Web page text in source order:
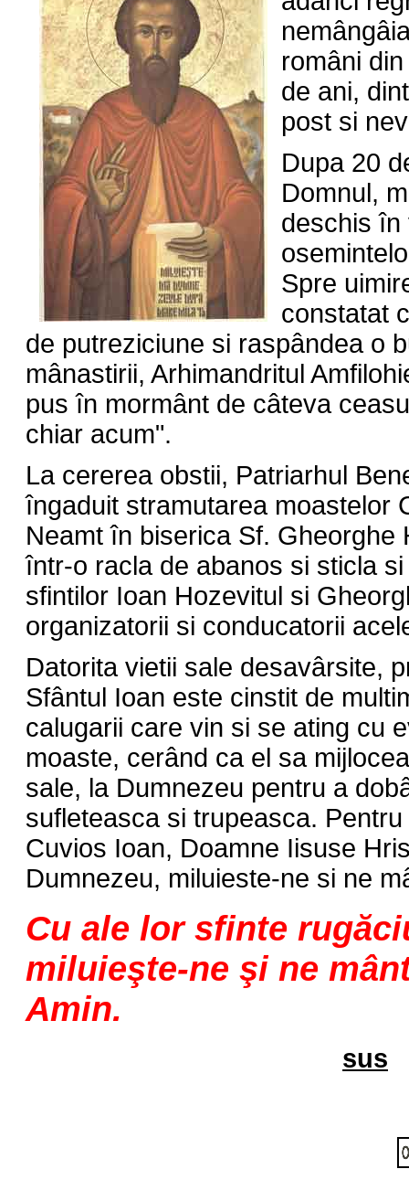
români
de ani,
post si
Dupa 20
Domnul,
deschis în
Spre
constatat
de putreziciune si raspândea o
mânastirii, Arhimandritul
pus în mormânt de câteva
chiar acum".
La cererea obstii, Patriarhul
îngaduit stramutarea moastelor
Neamt în biserica Sf. Gheorghe
într-o racla de abanos si sticla
sfintilor Ioan Hozevitul si
organizatorii si conducatorii
Datorita vietii sale desavârsite,
Sfântul Ioan este cinstit de
calugarii care vin si se ating cu
moaste, cerând ca el sa
sale, la Dumnezeu pentru a
sufleteasca si trupeasca.
Cuvios Ioan, Doamne Iisuse
Dumnezeu, miluieste-ne si ne
Cu ale lor sfinte
miluieşte-ne şi ne
Amin.
sus